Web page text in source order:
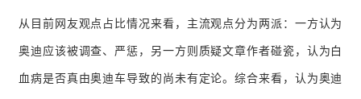
从目前网友观点占比情况来看，主流观点分为两派：一方认为
奥迪应该被调查、严惩，另一方则质疑文章作者碰瓷，认为白
血病是否真由奥迪车导致的尚未有定论。综合来看，认为奥迪